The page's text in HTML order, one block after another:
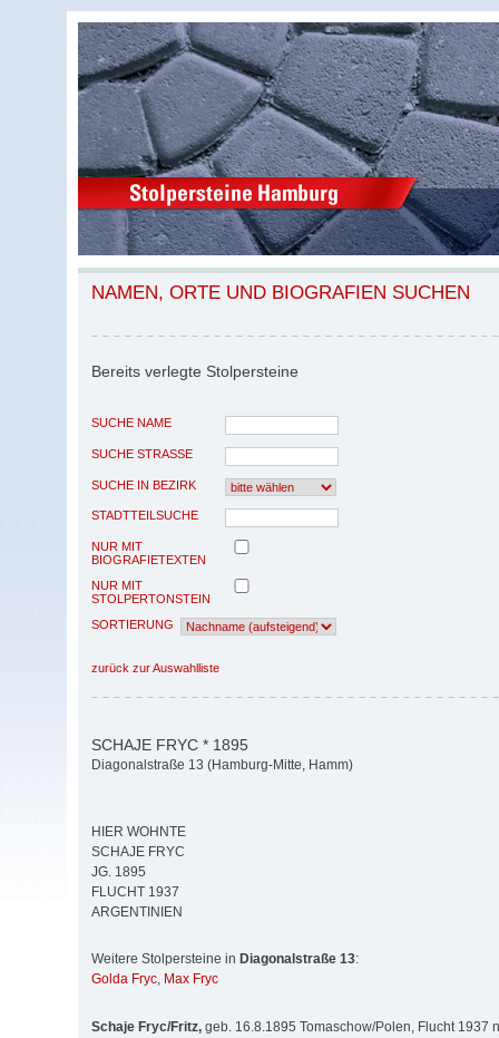
NAMEN, ORTE UND BIOGRAFIEN SUCHEN
Bereits verlegte Stolpersteine
SUCHE NAME
SUCHE STRASSE
SUCHE IN BEZIRK
STADTTEILSUCHE
NUR MIT
BIOGRAFIETEXTEN
NUR MIT
STOLPERTONSTEIN
SORTIERUNG
zurück zur Auswahlliste
SCHAJE FRYC * 1895
Diagonalstraße 13 (Hamburg-Mitte, Hamm)
HIER WOHNTE
SCHAJE FRYC
JG. 1895
FLUCHT 1937
ARGENTINIEN
Weitere Stolpersteine in Diagonalstraße 13:
Golda Fryc, Max Fryc
Schaje Fryc/Fritz, geb. 16.8.1895 Tomaschow/Polen, Flucht 1937